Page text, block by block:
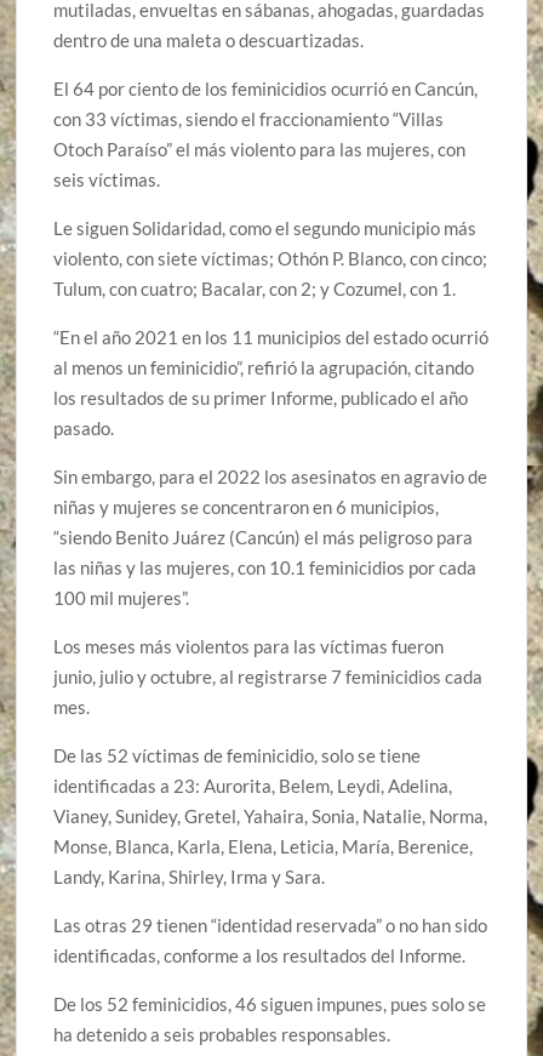
mutiladas, envueltas en sábanas, ahogadas, guardadas
dentro de una maleta o descuartizadas.
El 64 por ciento de los feminicidios ocurrió en Cancún,
con 33 víctimas, siendo el fraccionamiento “Villas
Otoch Paraíso” el más violento para las mujeres, con
seis víctimas.
Le siguen Solidaridad, como el segundo municipio más
violento, con siete víctimas; Othón P. Blanco, con cinco;
Tulum, con cuatro; Bacalar, con 2; y Cozumel, con 1.
“En el año 2021 en los 11 municipios del estado ocurrió
al menos un feminicidio”, refirió la agrupación, citando
los resultados de su primer Informe, publicado el año
pasado.
Sin embargo, para el 2022 los asesinatos en agravio de
niñas y mujeres se concentraron en 6 municipios,
“siendo Benito Juárez (Cancún) el más peligroso para
las niñas y las mujeres, con 10.1 feminicidios por cada
100 mil mujeres”.
Los meses más violentos para las víctimas fueron
junio, julio y octubre, al registrarse 7 feminicidios cada
mes.
De las 52 víctimas de feminicidio, solo se tiene
identificadas a 23: Aurorita, Belem, Leydi, Adelina,
Vianey, Sunidey, Gretel, Yahaira, Sonia, Natalie, Norma,
Monse, Blanca, Karla, Elena, Leticia, María, Berenice,
Landy, Karina, Shirley, Irma y Sara.
Las otras 29 tienen “identidad reservada” o no han sido
identificadas, conforme a los resultados del Informe.
De los 52 feminicidios, 46 siguen impunes, pues solo se
ha detenido a seis probables responsables.